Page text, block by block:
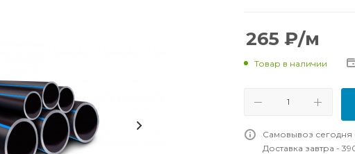
265 ₽/м
Товар в наличии
Самовывоз сегодня
Доставка завтра -